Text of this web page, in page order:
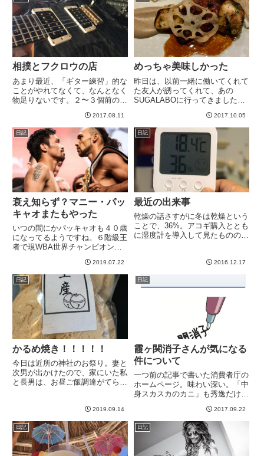
起動しなくなったorzぐるぐるの
画面で止まります。よくある...
相撲とフクロウの店
あまり最近、「ギター練習」的な
ことがやれてなくて、なんとなく
物足りないです。２〜３個前の記
「Numb」のイントロだけコピー
（特にキーボード音）（→記事は
こちら）のように、ギターを目的
としていないとこ...
2017.08.11
めっちゃ美味しかった
昨日は、以前一緒に働いてくれて
た友人が誘ってくれて、あの
SUGALABOに行ってきました。
たく店の入口感ないです。隠れ家
的とかよくいいますが、それを通
り越して、ほぼ忍者屋敷のような
感じですw ただの壁かと思っ
た...
2017.10.05
日記
衰え知らず？マニー・パッ
キャオまたもやった
いつの間にかパッキャオも４０歳
になってるようですね。６階級王
者で現WBA世界チャンピオンの
無敗のサーマンと王座統一戦。結
果、判定で勝利しました＾＾１ラ
ウンド始まったのをみてると、体
格にまさるサーマンが優勢に進
め...
2019.07.22
日記
最近の出来事
乾燥の話さすがに冬は乾燥という
ことで、36%。アコギ購入ととも
に湿度計を導入して見たものの、
だろうが２０％だろうが、我が家
のギターの待遇が変わるわけでは
ない。「ああ、６８％か」「あ...
2016.12.17
日記
かるめ焼き！！！！！
今日は近所の神社のお祭り。妻と
次男が出かけたので、家にいた私
と長男は、お昼ご飯調達がてらお
のお昼ご飯となりました。で、ブ
ラブラ散策していたら見つけまし
た！！！！！おお、、、おおお
お...
2019.09.14
日記
霞ヶ関消子さんが気になる
件について
一つ前の記事で書いた消費者庁の
ホームページ。味わい深い。「中
身スカスカのカニ」も秀逸だけ
いのが「霞ヶ関消子」なるキャ
ラ。先ほど、前記事に頂いたコメ
ントに返信してたら、いてもたっ
てもいられなくなった。まあ、省
庁の...
2017.09.22
日記 日記